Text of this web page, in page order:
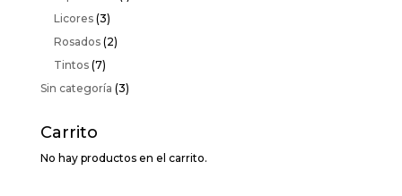
Licores (3)
Rosados (2)
Tintos (7)
Sin categoría (3)
Carrito
No hay productos en el carrito.